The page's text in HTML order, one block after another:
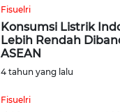
Fisuelri
Konsumsi Listrik
Lebih Rendah
ASEAN
4 tahun yang lalu
Fisuelri